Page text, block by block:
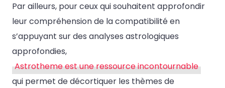
Par ailleurs, pour ceux qui souhaitent approfondir
leur compréhension de la compatibilité en
s’appuyant sur des analyses astrologiques
approfondies,
Astrotheme est une ressource incontournable
qui permet de décortiquer les thèmes de